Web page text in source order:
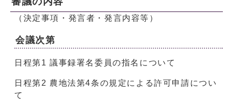
（決定事項・発言者・発言内容等）
会議次第
日程第1 議事録署名委員の指名について
日程第2 農地法第4条の規定による許可申請につい
て